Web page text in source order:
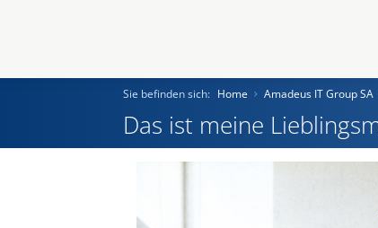
Sie befinden sich: Home Amadeus IT Group SA
Das ist meine